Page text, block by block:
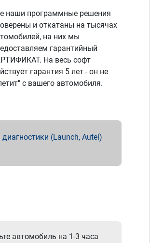
наши программные решения
и откатаны на тысячах
на них мы
гарантийный
На весь софт
гарантия 5 лет - он не
с вашего автомобиля.
(Launch, Autel)
автомобиль на 1-3 часа